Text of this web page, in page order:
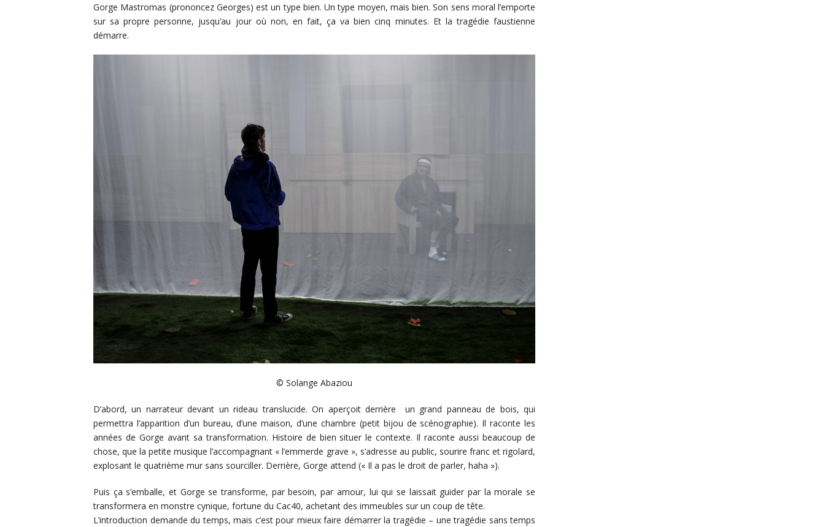
Gorge Mastromas (prononcez Georges) est un type bien. Un type moyen, mais bien. Son sens moral l’emporte
sur sa propre personne, jusqu’au jour où non, en fait, ça va bien cinq minutes. Et la tragédie faustienne
démarre.
© Solange Abaziou
D’abord, un narrateur devant un rideau translucide. On aperçoit derrière un grand panneau de bois, qui
permettra l’apparition d’un bureau, d’une maison, d’une chambre (petit bijou de scénographie). Il raconte les
années de Gorge avant sa transformation. Histoire de bien situer le contexte. Il raconte aussi beaucoup de
chose, que la petite musique l’accompagnant « l’emmerde grave », s’adresse au public, sourire franc et rigolard,
explosant le quatrième mur sans sourciller. Derrière, Gorge attend (« Il a pas le droit de parler, haha »).
Puis ça s’emballe, et Gorge se transforme, par besoin, par amour, lui qui se laissait guider par la morale se
transformera en monstre cynique, fortune du Cac40, achetant des immeubles sur un coup de tête.
L’introduction demande du temps, mais c’est pour mieux faire démarrer la tragédie – une tragédie sans temps